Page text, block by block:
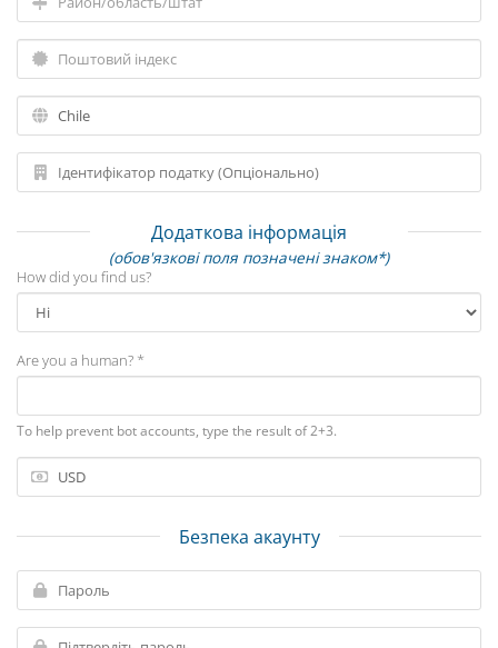
Додаткова інформація
(обов'язкові поля позначені знаком*)
How did you find us?
Are you a human? *
To help prevent bot accounts, type the result of 2+3.
Безпека акаунту